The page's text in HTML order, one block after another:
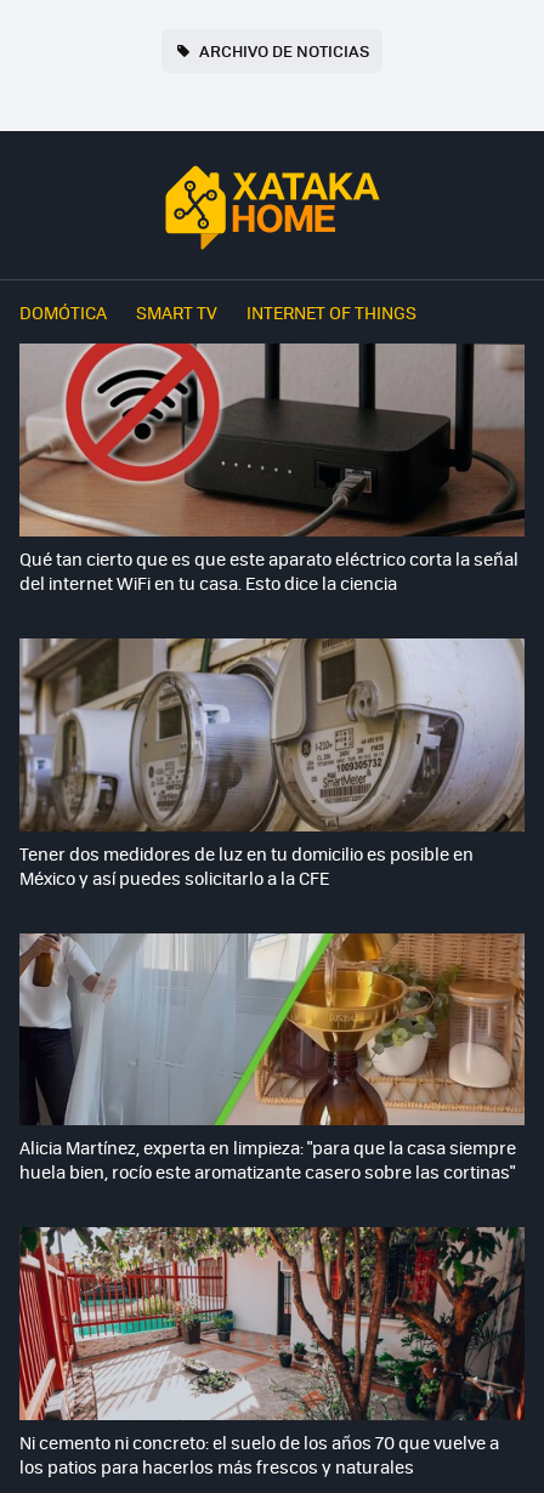
ARCHIVO DE NOTICIAS
DOMÓTICA SMART TV INTERNET OF THINGS
Qué tan cierto que es que este aparato eléctrico corta la señal
del internet WiFi en tu casa. Esto dice la ciencia
Tener dos medidores de luz en tu domicilio es posible en
México y así puedes solicitarlo a la CFE
Alicia Martínez, experta en limpieza: "para que la casa siempre
huela bien, rocío este aromatizante casero sobre las cortinas"
Ni cemento ni concreto: el suelo de los años 70 que vuelve a
los patios para hacerlos más frescos y naturales